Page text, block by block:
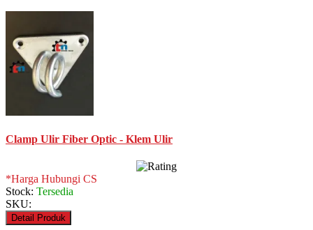
Clamp Ulir Fiber Optic - Klem Ulir
*Harga Hubungi CS
Stock: Tersedia
SKU:
Detail Produk